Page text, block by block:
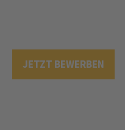
JETZT BEWERBEN